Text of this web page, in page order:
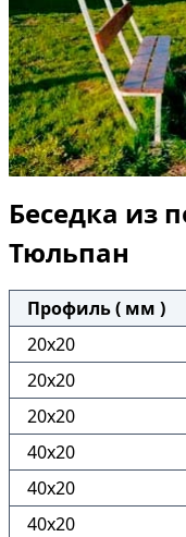
Беседка из
Тюльпан
Профиль ( мм )
20х20
20х20
20х20
40х20
40х20
40х20